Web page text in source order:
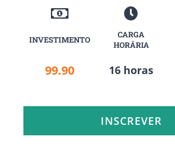
INVESTIMENTO
CARGA
HORÁRIA
99.90 16 horas
INSCREVER